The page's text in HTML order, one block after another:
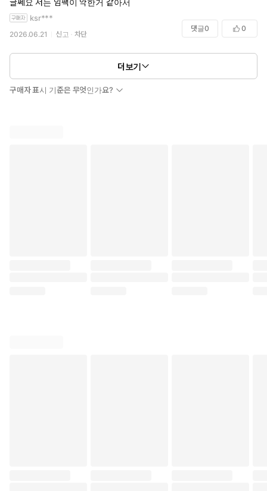
글쎄요 저는 임팩이 약한거 같아서
ksr***
2026.06.21 신고 차단
댓글0 0
더보기
구매자 표시 기준은 무엇인가요?